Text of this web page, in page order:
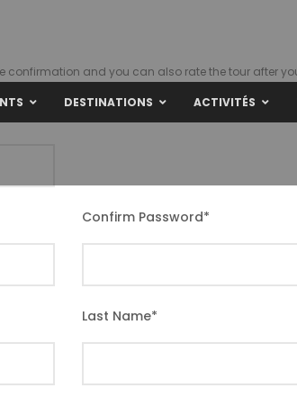
DESTINATIONS ACTIVITÉS
and you can also rate the tour after
Confirm Password*
Last Name*